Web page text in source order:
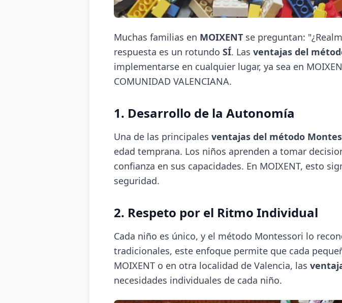
Muchas familias en MOIXENT se preguntan:
respuesta es un rotundo SÍ. Las ventajas del
implementarse en cualquier lugar, ya sea en
COMUNIDAD VALENCIANA.
1. Desarrollo de la Autonomía
Una de las principales ventajas del método
edad temprana. Los niños aprenden a tomar
confianza en sus capacidades. En MOIXENT, esto
seguridad.
2. Respeto por el Ritmo Individual
Cada niño es único, y el método Montessori lo
tradicionales, este enfoque permite que cada
MOIXENT o en otra localidad de Valencia, las
necesidades individuales de cada niño.